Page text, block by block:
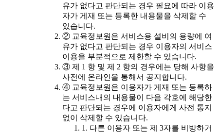
유가 없다고 판단되는 경우 필요에 따라 이용
자가 게재 또는 등록한 내용물을 삭제할 수
있습니다.
② 교육정보원은 서비스용 설비의 용량에 여
유가 없다고 판단되는 경우 이용자의 서비스
이용을 부분적으로 제한할 수 있습니다.
③ 제 1 항 및 제 2 항의 경우에는 당해 사항을
사전에 온라인을 통해서 공지합니다.
④ 교육정보원은 이용자가 게재 또는 등록하
는 서비스내의 내용물이 다음 각호에 해당한
다고 판단되는 경우에 이용자에게 사전 통지
없이 삭제할 수 있습니다.
1. 다른 이용자 또는 제 3자를 비방하거